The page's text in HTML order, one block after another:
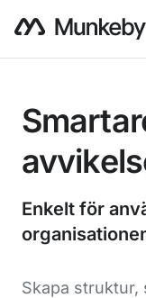
Enkelt för
Skapa struktur,